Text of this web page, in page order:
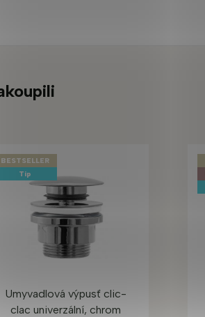
BESTSELLER
Tip
Umyvadlová výpusť clic-
clac univerzální, chrom